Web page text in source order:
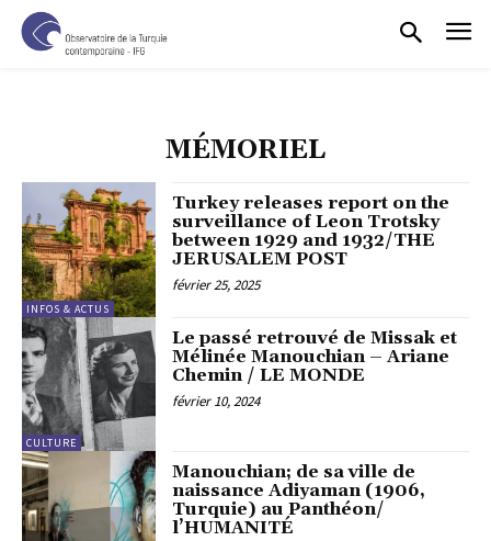
MÉMORIEL
INFOS & ACTUS
Turkey releases report on the
surveillance of Leon Trotsky
between 1929 and 1932/THE
JERUSALEM POST
février 25, 2025
CULTURE
Le passé retrouvé de Missak et
Mélinée Manouchian – Ariane
Chemin / LE MONDE
février 10, 2024
Manouchian; de sa ville de
naissance Adiyaman (1906,
Turquie) au Panthéon/
l’HUMANITÉ